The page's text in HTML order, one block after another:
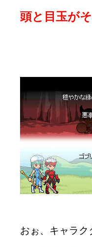
頭と目玉が
おぉ、キャラ